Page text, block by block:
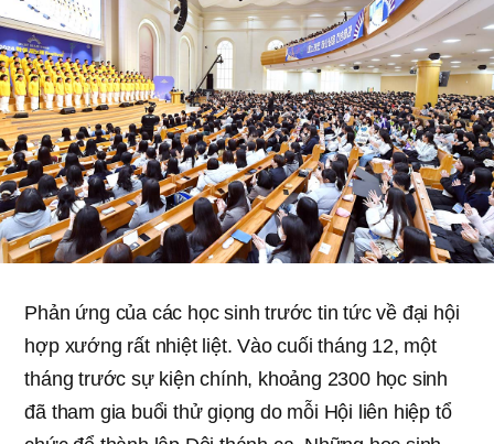
Phản ứng của các học sinh trước tin tức về đại hội
hợp xướng rất nhiệt liệt. Vào cuối tháng 12, một
tháng trước sự kiện chính, khoảng 2300 học sinh
đã tham gia buổi thử giọng do mỗi Hội liên hiệp tổ